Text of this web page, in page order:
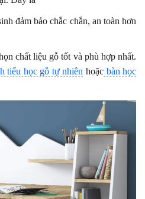
đảm bảo chắc chắn, an toàn hơn
chất liệu gỗ tốt và phù hợp nhất.
tiểu học gỗ tự nhiên hoặcbàn học